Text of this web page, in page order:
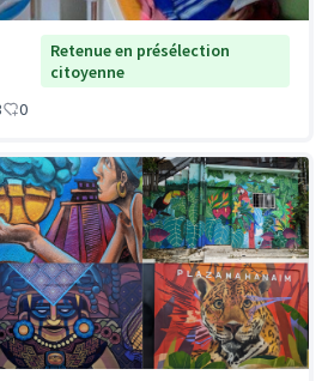
Retenue en présélection
citoyenne
0